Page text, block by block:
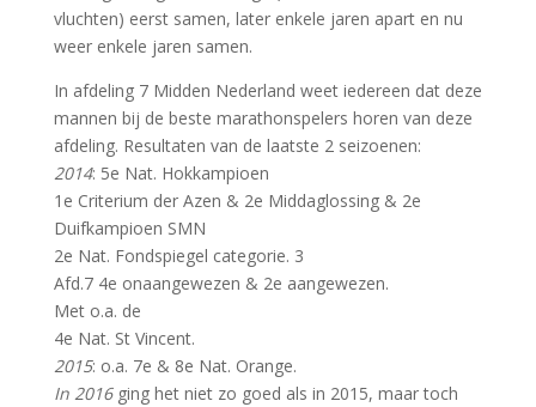
vluchten) eerst samen, later enkele jaren apart en nu
weer enkele jaren samen.
In afdeling 7 Midden Nederland weet iedereen dat deze
mannen bij de beste marathonspelers horen van deze
afdeling. Resultaten van de laatste 2 seizoenen:
2014: 5e Nat. Hokkampioen
1e Criterium der Azen & 2e Middaglossing & 2e
Duifkampioen SMN
2e Nat. Fondspiegel categorie. 3
Afd.7 4e onaangewezen & 2e aangewezen.
Met o.a. de
4e Nat. St Vincent.
2015: o.a. 7e & 8e Nat. Orange.
In 2016 ging het niet zo goed als in 2015, maar toch